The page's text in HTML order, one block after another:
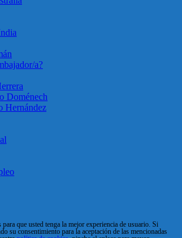
a?
Doménech
Hernández
que usted tenga la mejor experiencia de usuario. Si
su consentimiento para la aceptación de las mencionadas